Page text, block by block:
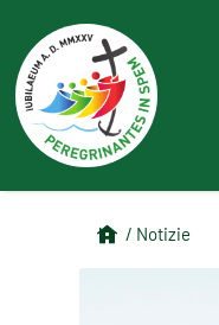
/ Notizie